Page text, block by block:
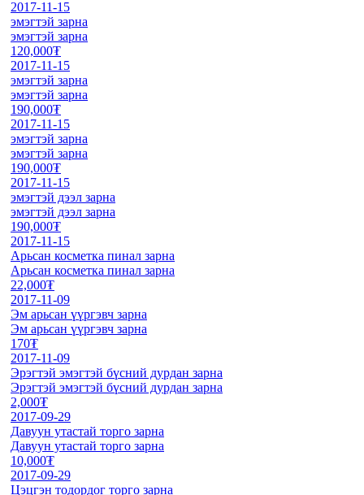
2017-11-15
эмэгтэй зарна
эмэгтэй зарна
120,000₮
2017-11-15
эмэгтэй зарна
эмэгтэй зарна
190,000₮
2017-11-15
эмэгтэй зарна
эмэгтэй зарна
190,000₮
2017-11-15
эмэгтэй дээл зарна
эмэгтэй дээл зарна
190,000₮
2017-11-15
Арьсан косметка пинал зарна
Арьсан косметка пинал зарна
22,000₮
2017-11-09
Эм арьсан үүргэвч зарна
Эм арьсан үүргэвч зарна
170₮
2017-11-09
Эрэгтэй эмэгтэй бүсний дурдан зарна
Эрэгтэй эмэгтэй бүсний дурдан зарна
2,000₮
2017-09-29
Давуун утастай торго зарна
Давуун утастай торго зарна
10,000₮
2017-09-29
Цэцгэн тодордог торго зарна